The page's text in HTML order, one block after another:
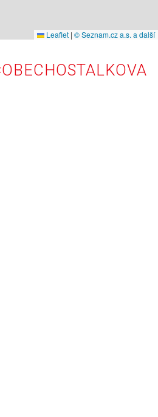
Leaflet | © Seznam.cz a.s. a další